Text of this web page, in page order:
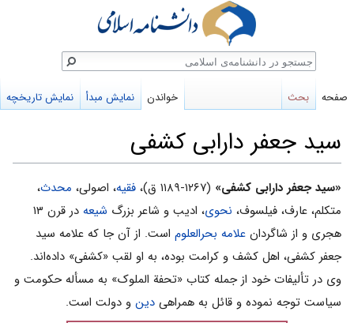
سید جعفر دارابی کشفی
پرش
به
ناوبری
پرش
به
جستجو
«سید جعفر دارابی کشفی» (۱۲۶۷-۱۱۸۹ ق)، فقیه، اصولى، محدث،
متکلم، عارف، فیلسوف، نحوى، ادیب و شاعر بزرگ شیعه
در قرن ۱۳
هجری و از شاگردان علامه بحرالعلوم است. از آن جا که علامه سید
جعفر کشفی، اهل کشف و کرامت بوده، به او لقب «کشفی» داده‌اند.
وی در تألیفات خود از جمله کتاب «تحفة الملوک» به مسأله حکومت و
سیاست توجه نموده و قائل به همراهی دین و دولت است.
صفحه بحث خواندن نمایش مبدأ نمایش تاریخچه
جستجو